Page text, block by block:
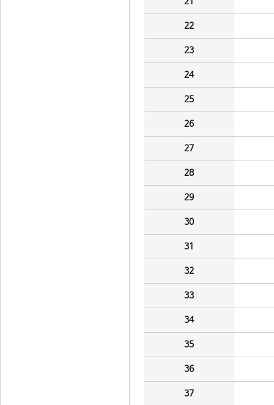
22
23
24
25
26
27
28
29
30
31
32
33
34
35
36
37